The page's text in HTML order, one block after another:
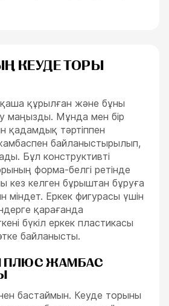
КЕУДЕ ТОРЫ
құрылған және бұны
маңызды. Мұнда мен бір
қадамдық тәртіппен
байланыстырылып,
Бұл конструктивті
форма-белгі ретінде
кез келген бұрыштан бұруға
міндет. Еркек фигурасы үшін
қарағанда
бүкіл еркек пластикасы
байланысты.
ПЛЮС ЖАМБАС
бастаймын. Кеуде торыны